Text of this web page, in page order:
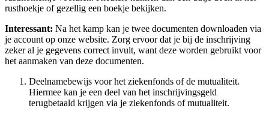
rusthoekje of gezellig een boekje bekijken.
Interessant: Na het kamp kan je twee documenten downloaden via
je account op onze website. Zorg ervoor dat je bij de inschrijving
zeker al je gegevens correct invult, want deze worden gebruikt voor
het aanmaken van deze documenten.
Deelnamebewijs voor het ziekenfonds of de mutualiteit.
Hiermee kan je een deel van het inschrijvingsgeld
terugbetaald krijgen via je ziekenfonds of mutualiteit.